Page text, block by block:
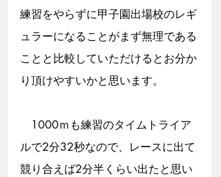
練習をやらずに甲子園出場校のレギ
ュラーになることがまず無理である
ことと比較していただけるとお分か
り頂けやすいかと思います。
1000ｍも練習のタイムトライア
ルで2分32秒なので、レースに出て
競り合えば2分半くらい出たと思い